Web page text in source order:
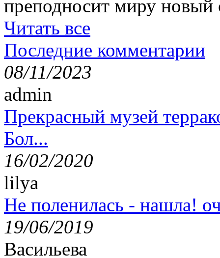
преподносит миру новый
Читать все
Последние комментарии
08/11/2023
admin
Прекрасный музей
Бол...
16/02/2020
lilya
Не поленилась - нашла!
19/06/2019
Васильева